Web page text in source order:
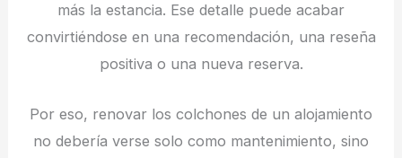
más la estancia. Ese detalle puede acabar
convirtiéndose en una recomendación, una reseña
positiva o una nueva reserva.
Por eso, renovar los colchones de un alojamiento
no debería verse solo como mantenimiento, sino